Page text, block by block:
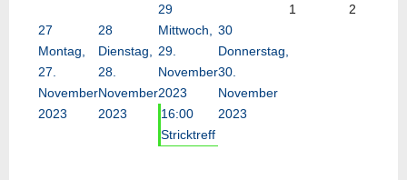
27
Montag,
27.
November
2023
28
Dienstag,
28.
November
2023
29
Mittwoch,
29.
November
2023
16:00
Stricktreff
30
Donnerstag,
30.
November
2023
1 2